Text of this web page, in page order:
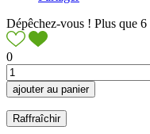
Dépêchez-vous ! Plus que 6
0
ajouter au panier